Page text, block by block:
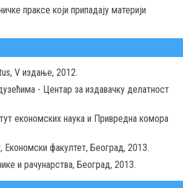
праксе који припадају материји
V издање, 2012.
- Центар за издавачку делатност
економских наука и Привредна комора
Економски факултет, Београд, 2013.
и рачунарства, Београд, 2013.